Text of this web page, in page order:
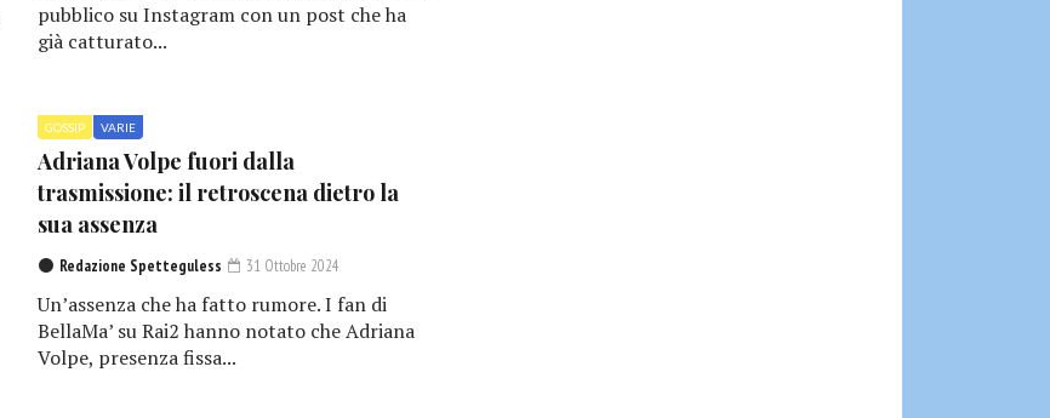
pubblico su Instagram con un post che ha
già catturato...
GOSSIP VARIE
Adriana Volpe fuori dalla
trasmissione: il retroscena dietro la
sua assenza
Redazione Spetteguless 31 Ottobre 2024
Un’assenza che ha fatto rumore. I fan di
BellaMa’ su Rai2 hanno notato che Adriana
Volpe, presenza fissa...